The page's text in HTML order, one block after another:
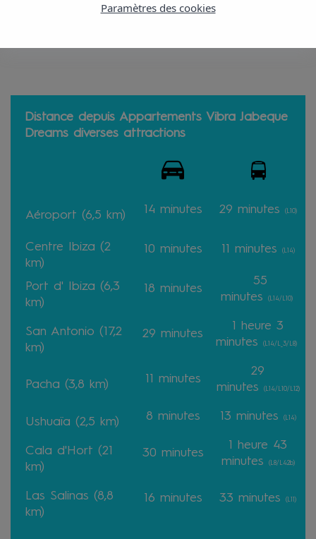
faire de nombreuses activités. Cette année, nous avons fait le
Distance depuis Appartements Vibra Jabeque
Dreams diverses attractions
Aéroport (6,5 km) 14 minutes 29 minutes (L10)
Centre Ibiza (2
km)
10 minutes 11 minutes (L14)
Port d' Ibiza (6,3
km)
18 minutes
55
minutes
(L14/L10)
San Antonio (17,2
km)
29 minutes
1 heure 3
minutes
(L14/L_3/L8)
Pacha (3,8 km) 11 minutes
29
minutes
(L14/L10/L12)
Ushuaïa (2,5 km) 8 minutes 13 minutes (L14)
Cala d'Hort (21
km)
30 minutes
1 heure 43
minutes
(L8/L42b)
Las Salinas (8,8
km)
16 minutes 33 minutes (L11)
Paramètres des cookies